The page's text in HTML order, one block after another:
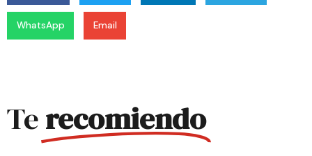
WhatsApp Email
Terecomiendo